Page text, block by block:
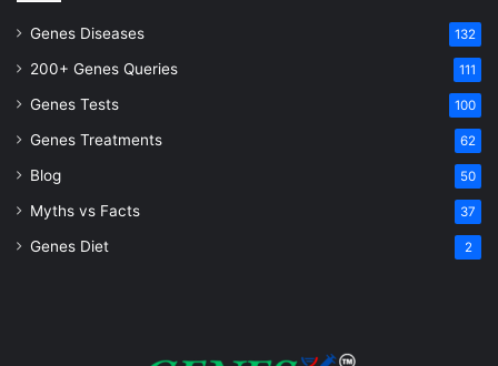
Genes Diseases 132
200+ Genes Queries 111
Genes Tests 100
Genes Treatments 62
Blog 50
Myths vs Facts 37
Genes Diet 2